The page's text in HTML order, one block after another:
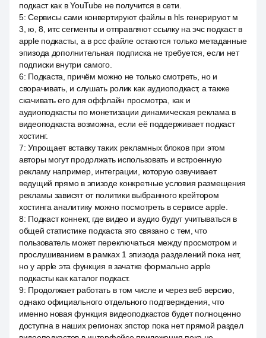
подкаст как в YouTube не получится в сети.
5:Сервисы сами конвертируют файлы в hls генерируют м
3, ю, 8, итс сегменты и отправляют ссылку на эчс подкаст в
apple подкасты, а в рсс файле остаются только метаданные
эпизода дополнительная подписка не требуется, если нет
подписки внутри самого.
6: Подкаста, причём можно не только смотреть, но и
сворачивать, и слушать ролик как аудиоподкаст, а также
скачивать его для оффлайн просмотра, как и
аудиоподкасты по монетизации динамическая реклама в
видеоподкаста возможна, если её поддерживает подкаст
хостинг.
7:Упрощает вставку таких рекламных блоков при этом
авторы могут продолжать использовать и встроенную
рекламу например, интеграции, которую озвучивает
ведущий прямо в эпизоде конкретные условия размещения
рекламы зависят от политики выбранного крейтором
хостинга аналитику можно посмотреть в сервисе apple.
8: Подкаст коннект, где видео и аудио будут учитываться в
общей статистике подкаста это связано с тем, что
пользователь может переключаться между просмотром и
прослушиванием в рамках 1 эпизода разделений пока нет,
но у apple эта функция в зачатке формально apple
подкасты как каталог подкаст.
9: Продолжает работать в том числе и через веб версию,
однако официального отдельного подтверждения, что
именно новая функция видеоподкастов будет полноценно
доступна в наших регионах эпстор пока нет прямой раздел